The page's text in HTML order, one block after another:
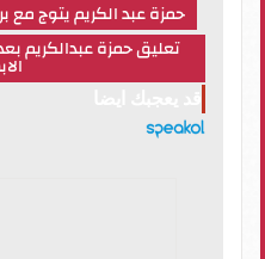
حمزة عبد الكريم يتوج
تعليق حمزة عبدالكريم